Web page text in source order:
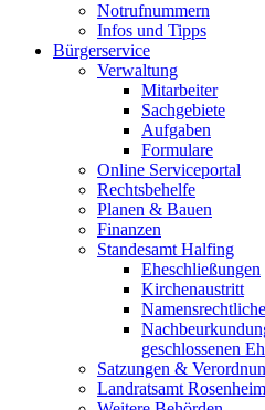
Notrufnummern
Infos und Tipps
Bürgerservice
Verwaltung
Mitarbeiter
Sachgebiete
Aufgaben
Formulare
Online Serviceportal
Rechtsbehelfe
Planen & Bauen
Finanzen
Standesamt Halfing
Eheschließungen
Kirchenaustritt
geschlossenen
Satzungen &
Landratsamt Rosenheim